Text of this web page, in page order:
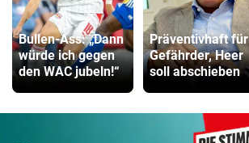
Bullen-Ass: „Dann
würde ich gegen
den WAC jubeln!“
Präventivhaft für
Gefährder, Heer
soll abschieben